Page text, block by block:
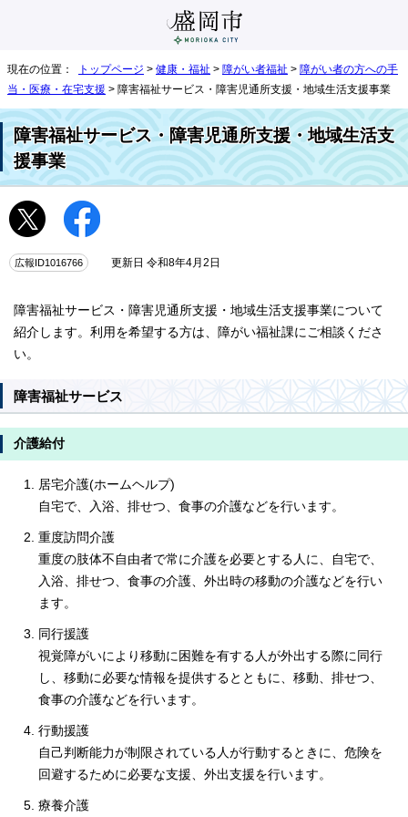
現在の位置： トップページ > 健康・福祉 > 障がい者福祉 > 障がい者の方への手
当・医療・在宅支援 > 障害福祉サービス・障害児通所支援・地域生活支援事業
障害福祉サービス・障害児通所支援・地域生活支
援事業
広報ID1016766 更新日 令和8年4月2日
障害福祉サービス・障害児通所支援・地域生活支援事業について
紹介します。利用を希望する方は、障がい福祉課にご相談くださ
い。
障害福祉サービス
介護給付
居宅介護(ホームヘルプ)
自宅で、入浴、排せつ、食事の介護などを行います。
重度訪問介護
重度の肢体不自由者で常に介護を必要とする人に、自宅で、
入浴、排せつ、食事の介護、外出時の移動の介護などを行い
ます。
同行援護
視覚障がいにより移動に困難を有する人が外出する際に同行
し、移動に必要な情報を提供するとともに、移動、排せつ、
食事の介護などを行います。
行動援護
自己判断能力が制限されている人が行動するときに、危険を
回避するために必要な支援、外出支援を行います。
療養介護